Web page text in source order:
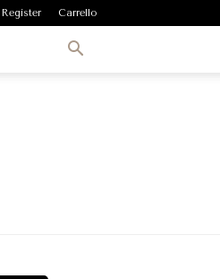
Register Carrello